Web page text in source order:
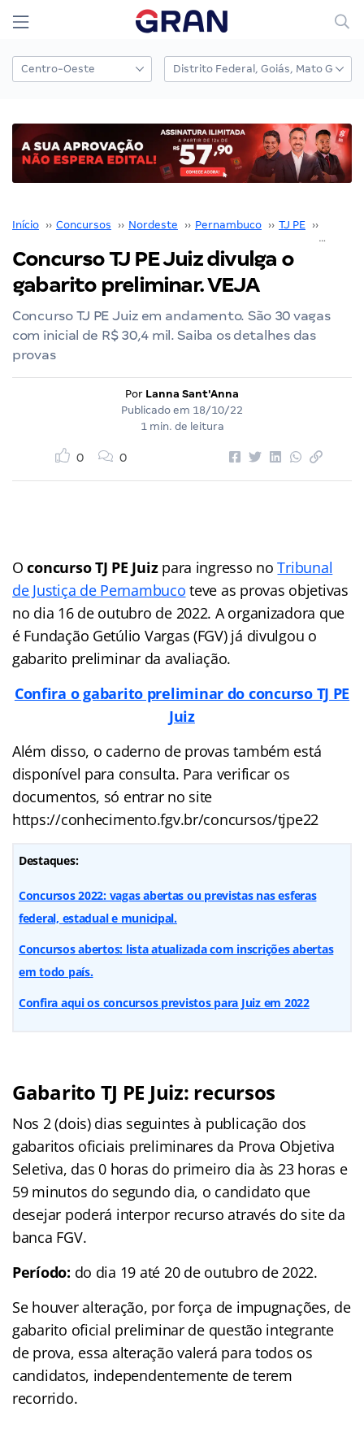
Início ›› Concursos ›› Nordeste ›› Pernambuco ›› TJ PE ››
Concurso TJ PE Juiz divulga o
gabarito preliminar. VEJA
Concurso TJ PE Juiz em andamento. São 30 vagas
com inicial de R$ 30,4 mil. Saiba os detalhes das
provas
Por Lanna Sant'Anna
Publicado em 18/10/22
1 min. de leitura
0 0
Oconcurso TJ PE Juizpara ingresso noTribunal
de Justiça de Pernambuco teve as provas objetivas
no dia 16 de outubro de 2022. A organizadora que
é Fundação Getúlio Vargas (FGV) já divulgou o
gabarito preliminar da avaliação.
Confira o gabarito preliminar do concurso TJ PE
Juiz
Além disso, o caderno de provas também está
disponível para consulta. Para verificar os
documentos, só entrar no site
https://conhecimento.fgv.br/concursos/tjpe22
Destaques:
Concursos 2022: vagas abertas ou previstas nas esferas
federal, estadual e municipal.
Concursos abertos: lista atualizada com inscrições abertas
em todo país.
Confira aqui os concursos previstos para Juiz em 2022
Gabarito TJ PE Juiz: recursos
Nos 2 (dois) dias seguintes à publicação dos
gabaritos oficiais preliminares da Prova Objetiva
Seletiva, das 0 horas do primeiro dia às 23 horas e
59 minutos do segundo dia, o candidato que
desejar poderá interpor recurso através do site da
banca FGV.
Período: do dia 19 até 20 de outubro de 2022.
Se houver alteração, por força de impugnações, de
gabarito oficial preliminar de questão integrante
de prova, essa alteração valerá para todos os
candidatos, independentemente de terem
recorrido.